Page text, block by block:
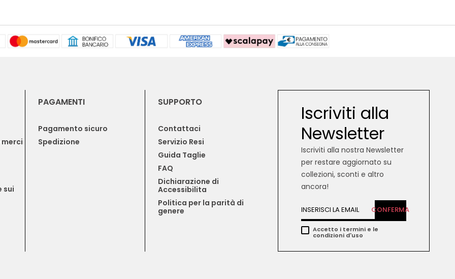
sui
PAGAMENTI
Pagamento sicuro
Spedizione
SUPPORTO
Contattaci
Servizio Resi
Guida Taglie
FAQ
Dichiarazione di
Accessibilita
Politica per la parità di
genere
Iscriviti alla
Newsletter
Iscriviti alla nostra Newsletter
per restare aggiornato su
collezioni, sconti e altro
ancora!
CONFERMA
Accetto i termini e le
condizioni d'uso